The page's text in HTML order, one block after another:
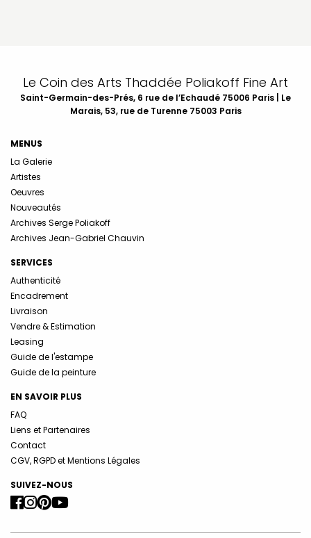
Le Coin des Arts Thaddée Poliakoff Fine Art
Saint-Germain-des-Prés, 6 rue de l’Echaudé 75006 Paris | Le
Marais, 53, rue de Turenne 75003 Paris
MENUS
La Galerie
Artistes
Oeuvres
Nouveautés
Archives Serge Poliakoff
Archives Jean-Gabriel Chauvin
SERVICES
Authenticité
Encadrement
Livraison
Vendre & Estimation
Leasing
Guide de l'estampe
Guide de la peinture
EN SAVOIR PLUS
FAQ
Liens et Partenaires
Contact
CGV, RGPD et Mentions Légales
SUIVEZ-NOUS